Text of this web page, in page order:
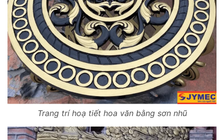
Trang trí hoạ tiết hoa văn bằng sơn nhũ